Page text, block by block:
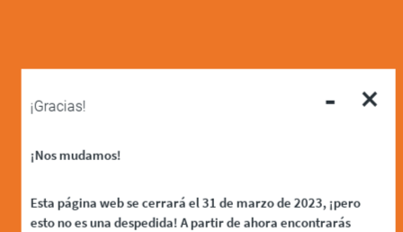
- ×
¡Gracias!
¡Nos mudamos!
Esta página web se cerrará el 31 de marzo de 2023, ¡pero
esto no es una despedida! A partir de ahora encontrarás